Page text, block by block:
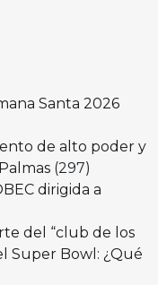
Santa 2026
de alto poder y
(297)
dirigida a
del “club de los
Super Bowl: ¿Qué